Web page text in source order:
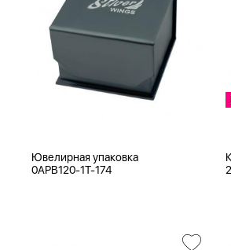
Ювелирная упаковка
0APB120-1T-174